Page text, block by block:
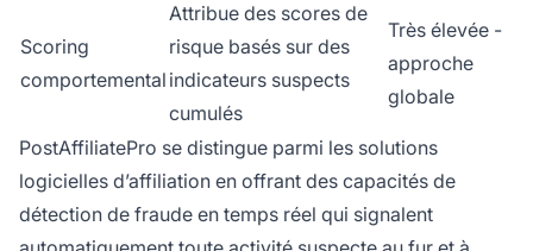
Scoring
comportemental
Attribue des scores de
risque basés sur des
indicateurs suspects
cumulés
Très élevée -
approche
globale
PostAffiliatePro se distingue parmi les solutions
logicielles d’affiliation en offrant des capacités de
détection de fraude en temps réel qui signalent